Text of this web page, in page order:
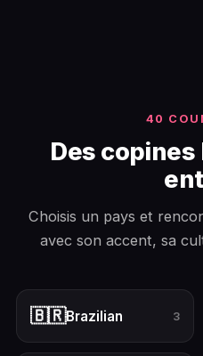
40
Des copines
Choisis un pays et
avec son accent, sa
🇧🇷Brazilian 3